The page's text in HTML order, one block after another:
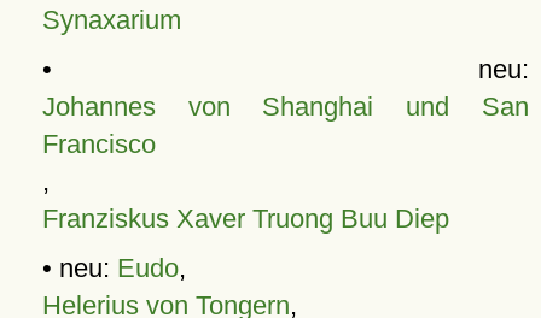
Synaxarium
• neu:
Johannes von Shanghai und San
Francisco
,
Franziskus Xaver Truong Buu Diep
• neu: Eudo,
Helerius von Tongern,